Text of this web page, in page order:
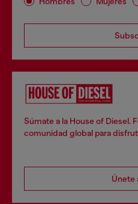
Súmate a la House of Diesel.
comunidad global para
Únete